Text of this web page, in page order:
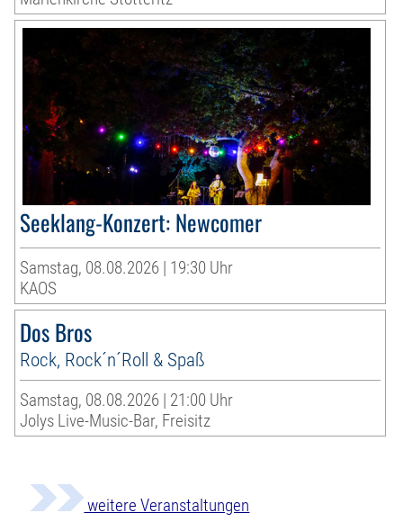
Seeklang-Konzert: Newcomer
Samstag, 08.08.2026 | 19:30 Uhr
KAOS
Dos Bros
Rock, Rock´n´Roll & Spaß
Samstag, 08.08.2026 | 21:00 Uhr
Jolys Live-Music-Bar, Freisitz
weitere Veranstaltungen